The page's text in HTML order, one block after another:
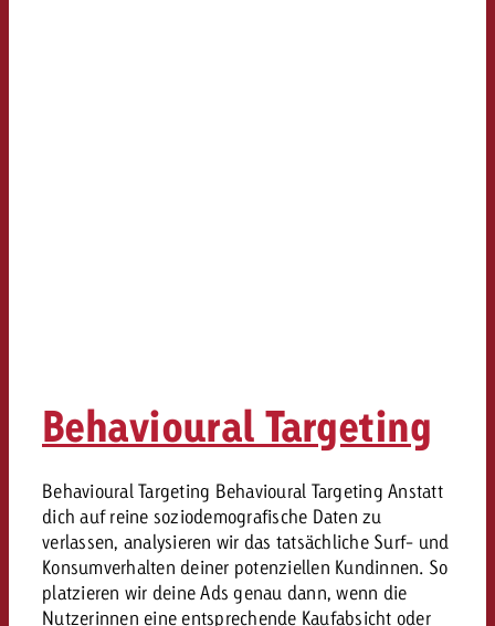
Behavioural Targeting
Behavioural Targeting Behavioural Targeting Anstatt
dich auf reine soziodemografische Daten zu
verlassen, analysieren wir das tatsächliche Surf- und
Konsumverhalten deiner potenziellen Kundinnen. So
platzieren wir deine Ads genau dann, wenn die
Nutzerinnen eine entsprechende Kaufabsicht oder